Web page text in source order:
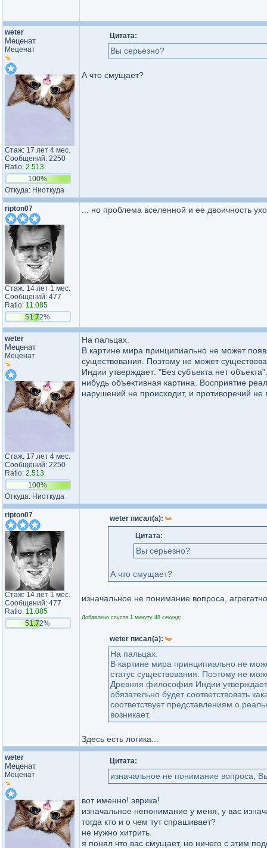
weter
Меценат
Меценат
Стаж: 17 лет 4 мес.
Сообщений: 2250
Ratio: 2.513
100%
Откуда: Ниоткуда
Цитата:
Вы серьезно?
А что смущает?
ripton07
Стаж: 14 лет 1 мес.
Сообщений: 477
Ratio: 11.085
51.72%
... но проблема вселенной и ее двоичность
weter
Меценат
Меценат
Стаж: 17 лет 4 мес.
Сообщений: 2250
Ratio: 2.513
100%
Откуда: Ниоткуда
На пальцах.
В картине мира принципиально не может
существования. Поэтому не может
Индии утверждает: "Без субъекта нет
нибудь объективная картина. Восприятие
нарушений не происходит, и противоречий не
ripton07
Стаж: 14 лет 1 мес.
Сообщений: 477
Ratio: 11.085
51.72%
weter писал(а):
Цитата:
Вы серьезно?
А что смущает?
изначальное не понимание вопроса,
Добавлено спустя 1 минуту 48 секунд:
weter писал(а):
На пальцах.
В картине мира принципиально не
статус существования. Поэтому не
Древняя философия Индии
обязательно будет соответствовать
соответствует представлениям о
возникает.
Здесь есть логика...
weter
Меценат
Меценат
Цитата:
изначальное не понимание вопроса,
вот именно! эврика!
изначальное непонимание у меня, у вас
тогда кто и о чем тут спрашивает?
не нужно хитрить.
я понял что вас смущает, но ничего с этим